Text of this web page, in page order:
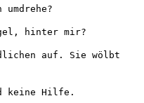
hinter mir?
auf. Sie wölbt
keine Hilfe.